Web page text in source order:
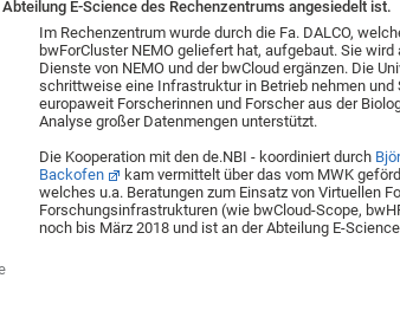
E-Science des Rechenzentrums angesiedelt ist.
Im Rechenzentrum wurde durch die Fa. DALCO,
bwForCluster NEMO geliefert hat, aufgebaut. Sie
Dienste von NEMO und der bwCloud ergänzen. Die
schrittweise eine Infrastruktur in Betrieb nehmen und
europaweit Forscherinnen und Forscher aus der
Analyse großer Datenmengen unterstützt.
Die Kooperation mit den de.NBI - koordiniert durch
Backofen
kam vermittelt über das vom MWK
welches u.a. Beratungen zum Einsatz von Virtuellen
Forschungsinfrastrukturen (wie bwCloud-Scope,
noch bis März 2018 und ist an der Abteilung E-